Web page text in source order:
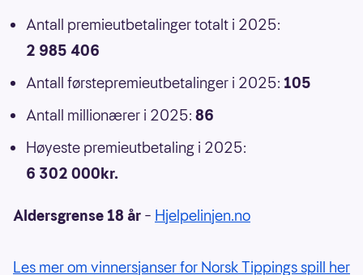
Antall premieutbetalinger totalt i 2025:
2 985 406
Antall førstepremieutbetalinger i 2025: 105
Antall millionærer i 2025: 86
Høyeste premieutbetaling i 2025:
6 302 000kr.
Aldersgrense 18 år – Hjelpelinjen.no
Les mer om vinnersjanser for Norsk Tippings spill her